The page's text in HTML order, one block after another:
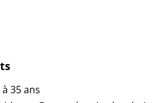
à 35 ans